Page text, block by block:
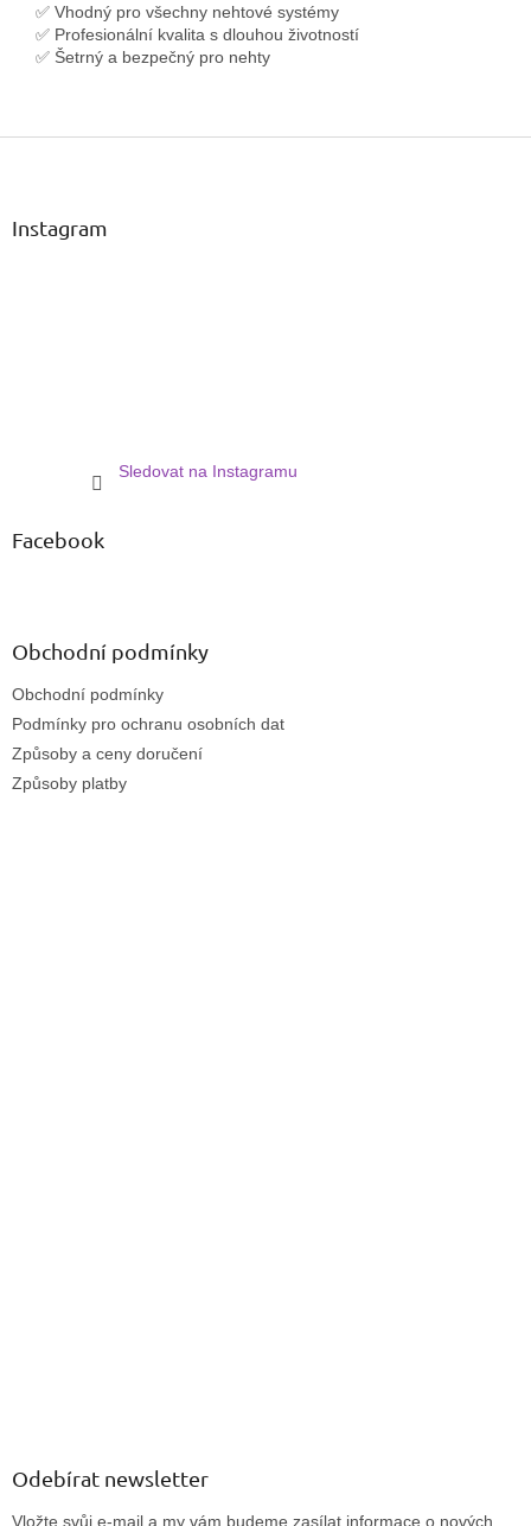
✅ Vhodný pro všechny nehtové systémy
✅ Profesionální kvalita s dlouhou životností
✅ Šetrný a bezpečný pro nehty
Z
Instagram
Sledovat na Instagramu
Facebook
Obchodní podmínky
Obchodní podmínky
Podmínky pro ochranu osobních dat
Způsoby a ceny doručení
Způsoby platby
Odebírat newsletter
Vložte svůj e-mail a my vám budeme zasílat informace o nových